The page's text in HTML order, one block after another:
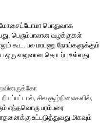
பொதுவாக
பெரும்பாலான வழக்குகள்
கூட, பல மரபணு நோய்களுக்கும்
வலுவான தொடர்பு உள்ளது.
சில சூழ்நிலைகளில்,
எந்தவொரு பரம்பரை
உட்படுத்துவது மிகவும்